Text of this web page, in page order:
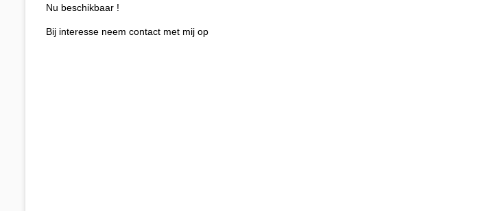
Nu beschikbaar !
Bij interesse neem contact met mij op